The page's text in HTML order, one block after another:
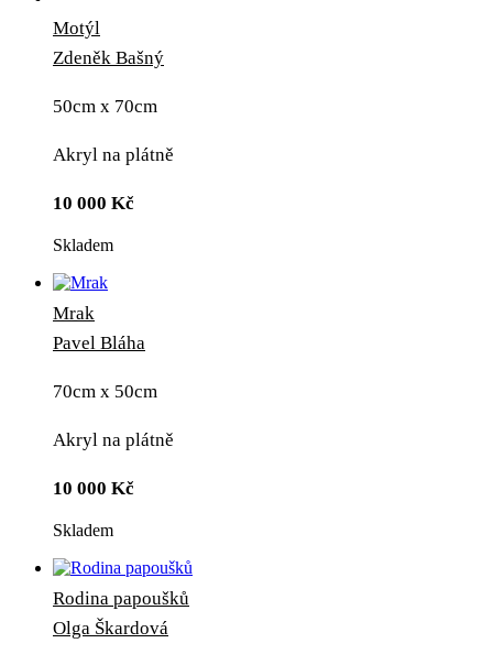
Motýl
Zdeněk Bašný
50cm x 70cm
Akryl na plátně
10 000 Kč
Skladem
Mrak
Pavel Bláha
70cm x 50cm
Akryl na plátně
10 000 Kč
Skladem
Rodina papoušků
Olga Škardová